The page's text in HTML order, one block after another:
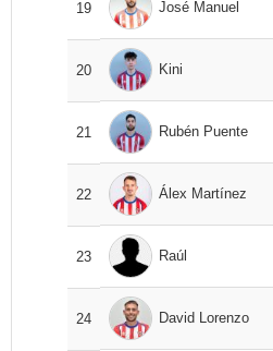
19 José Manuel
20 Kini
21 Rubén Puente
22 Álex Martínez
23 Raúl
24 David Lorenzo